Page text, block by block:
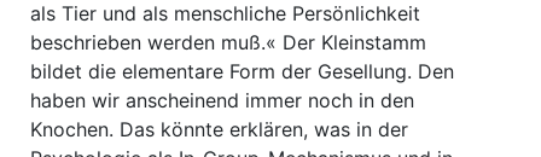
als Tier und als menschliche Persönlichkeit
beschrieben werden muß.« Der Kleinstamm
bildet die elementare Form der Gesellung. Den
haben wir anscheinend immer noch in den
Knochen. Das könnte erklären, was in der